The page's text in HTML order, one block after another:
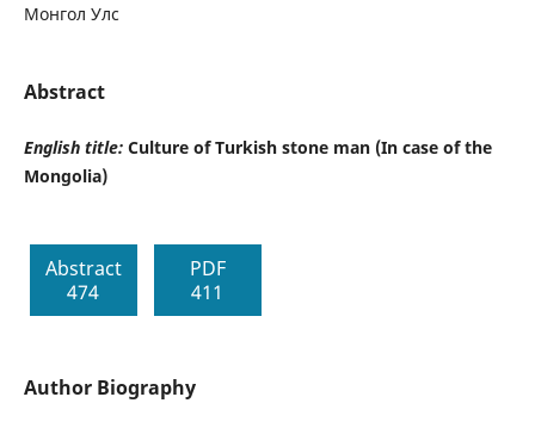
Монгол Улс
Abstract
English title: Culture of Turkish stone man (In case of the
Mongolia)
Abstract
474
PDF
411
Author Biography